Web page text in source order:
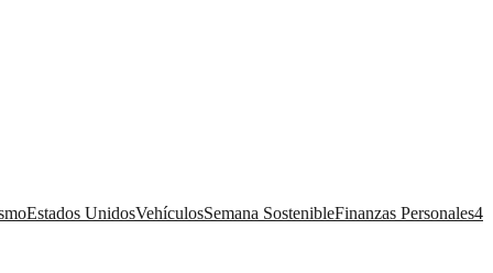
Estados UnidosVehículosSemana SostenibleFinanzas Personales4